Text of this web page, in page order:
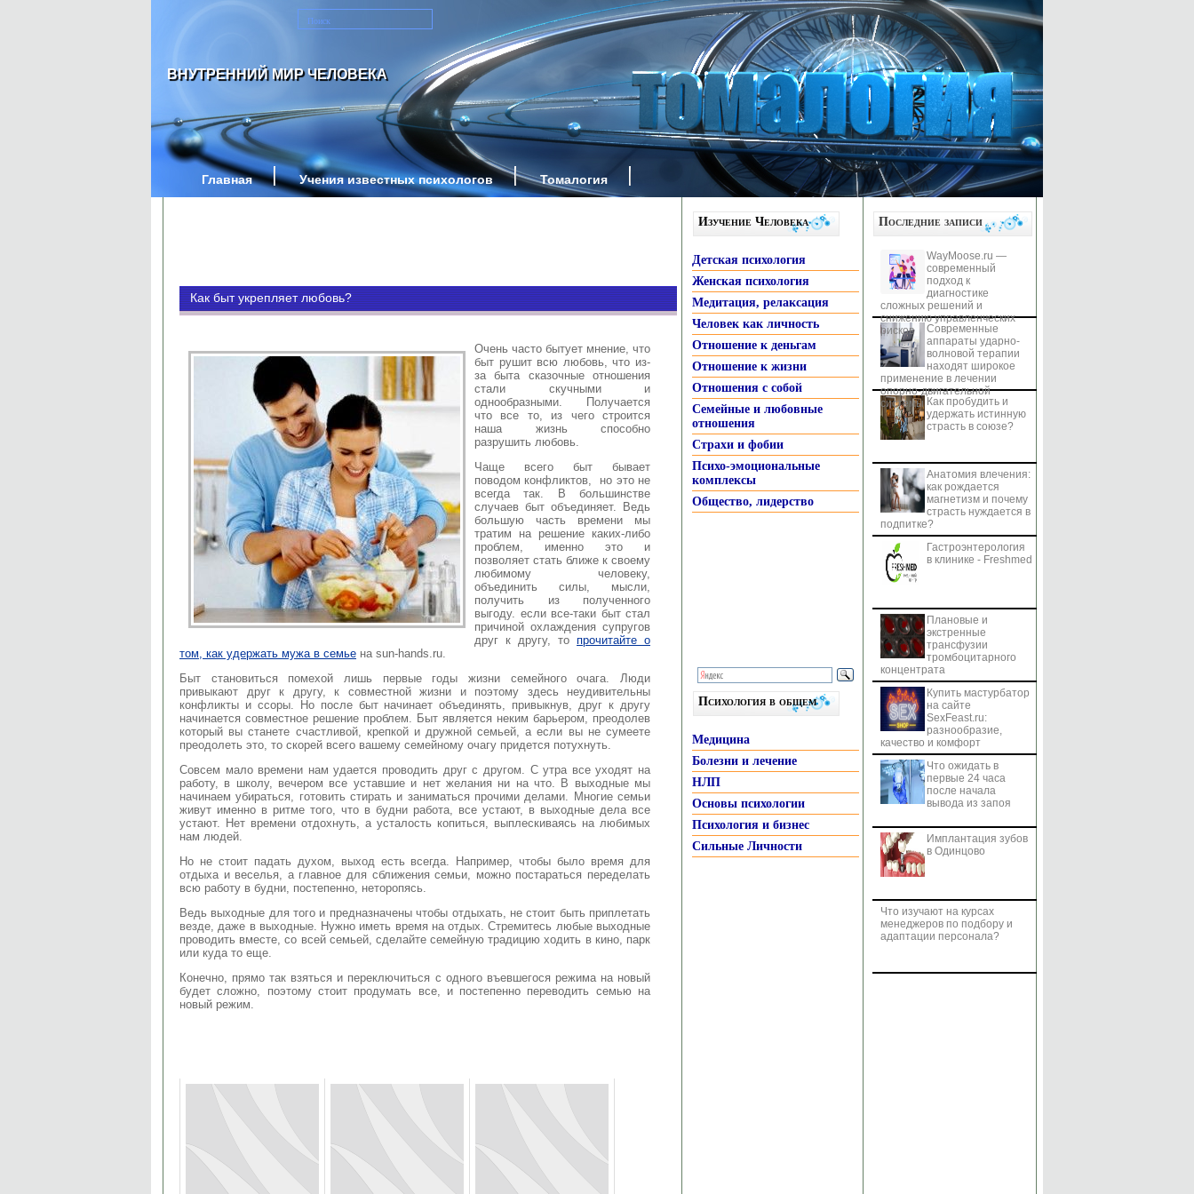
ВНУТРЕННИЙ МИР ЧЕЛОВЕКА
Главная Учения известных психологов Томалогия
Как быт укрепляет любовь?
Очень часто бытует мнение, что
быт рушит всю любовь, что из-
за быта сказочные отношения
стали скучными и
однообразными. Получается
что все то, из чего строится
наша жизнь способно
разрушить любовь.
Чаще всего быт бывает
поводом конфликтов, но это не
всегда так. В большинстве
случаев быт объединяет. Ведь
большую часть времени мы
тратим на решение каких-либо
проблем, именно это и
позволяет стать ближе к своему
любимому человеку,
объединить силы, мысли,
получить из полученного
выгоду. если все-таки быт стал
причиной охлаждения супругов
друг к другу, то прочитайте о
том, как удержать мужа в семье на sun-hands.ru.
Быт становиться помехой лишь первые годы жизни семейного очага. Люди
привыкают друг к другу, к совместной жизни и поэтому здесь неудивительны
конфликты и ссоры. Но после быт начинает объединять, привыкнув, друг к другу
начинается совместное решение проблем. Быт является неким барьером, преодолев
который вы станете счастливой, крепкой и дружной семьей, а если вы не сумеете
преодолеть это, то скорей всего вашему семейному очагу придется потухнуть.
Совсем мало времени нам удается проводить друг с другом. С утра все уходят на
работу, в школу, вечером все уставшие и нет желания ни на что. В выходные мы
начинаем убираться, готовить стирать и заниматься прочими делами. Многие семьи
живут именно в ритме того, что в будни работа, все устают, в выходные дела все
устают. Нет времени отдохнуть, а усталость копиться, выплескиваясь на любимых
нам людей.
Но не стоит падать духом, выход есть всегда. Например, чтобы было время для
отдыха и веселья, а главное для сближения семьи, можно постараться переделать
всю работу в будни, постепенно, неторопясь.
Ведь выходные для того и предназначены чтобы отдыхать, не стоит быть приплетать
везде, даже в выходные. Нужно иметь время на отдых. Стремитесь любые выходные
проводить вместе, со всей семьей, сделайте семейную традицию ходить в кино, парк
или куда то еще.
Конечно, прямо так взяться и переключиться с одного въевшегося режима на новый
будет сложно, поэтому стоит продумать все, и постепенно переводить семью на
новый режим.
Изучение Человека
Детская психология
Женская психология
Медитация, релаксация
Человек как личность
Отношение к деньгам
Отношение к жизни
Отношения с собой
Семейные и любовные
отношения
Страхи и фобии
Психо-эмоциональные
комплексы
Общество, лидерство
Психология в общем
Медицина
Болезни и лечение
НЛП
Основы психологии
Психология и бизнес
Сильные Личности
Последние записи
WayMoose.ru —
современный
подход к
диагностике
сложных решений и
снижению управленческих
рисков
Современные
аппараты ударно-
волновой терапии
находят широкое
применение в лечении
опорно-двигательной
системы Как пробудить и
удержать истинную
страсть в союзе?
Анатомия влечения:
как рождается
магнетизм и почему
страсть нуждается в
подпитке?
Гастроэнтерология
в клинике - Freshmed
Плановые и
экстренные
трансфузии
тромбоцитарного
концентрата
Купить мастурбатор
на сайте
SexFeast.ru:
разнообразие,
качество и комфорт
Что ожидать в
первые 24 часа
после начала
вывода из запоя
Имплантация зубов
в Одинцово
Что изучают на курсах
менеджеров по подбору и
адаптации персонала?